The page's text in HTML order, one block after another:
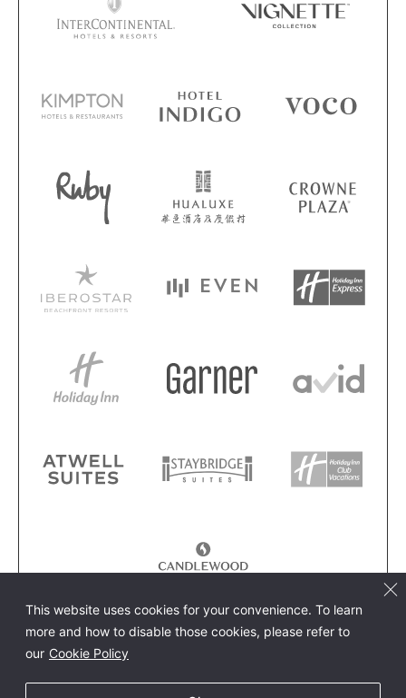
This website uses cookies for your convenience. To learn
more and how to disable those cookies, please refer to
our Cookie Policy